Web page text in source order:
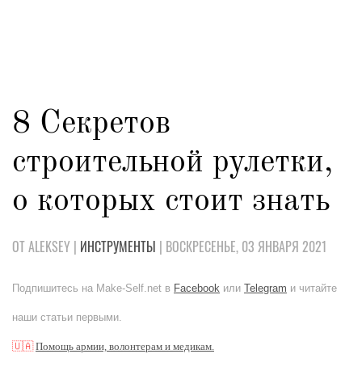
8 Секретов
строительной рулетки,
о которых стоит знать
ОТ ALEKSEY | ИНСТРУМЕНТЫ | ВОСКРЕСЕНЬЕ, 03 ЯНВАРЯ 2021
Подпишитесь на Make-Self.net в Facebook или Telegram и читайте
наши статьи первыми.
🇺🇦Помощь армии, волонтерам и медикам.